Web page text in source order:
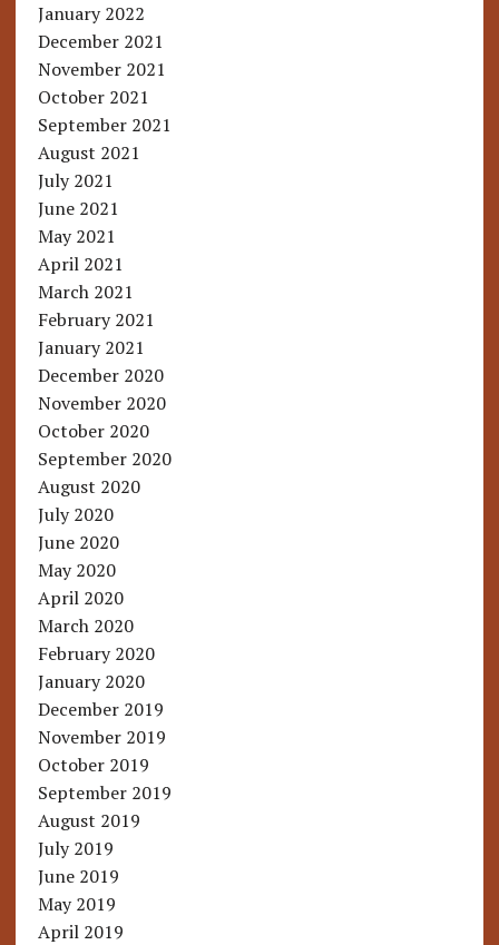
January 2022
December 2021
November 2021
October 2021
September 2021
August 2021
July 2021
June 2021
May 2021
April 2021
March 2021
February 2021
January 2021
December 2020
November 2020
October 2020
September 2020
August 2020
July 2020
June 2020
May 2020
April 2020
March 2020
February 2020
January 2020
December 2019
November 2019
October 2019
September 2019
August 2019
July 2019
June 2019
May 2019
April 2019